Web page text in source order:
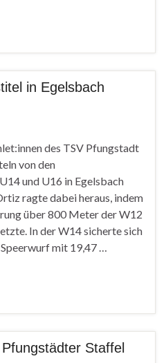
in Egelsbach
des TSV Pfungstadt
von den
und U16 in Egelsbach
ragte dabei heraus, indem
über 800 Meter der W12
In der W14 sicherte sich
mit 19,47 …
Staffel